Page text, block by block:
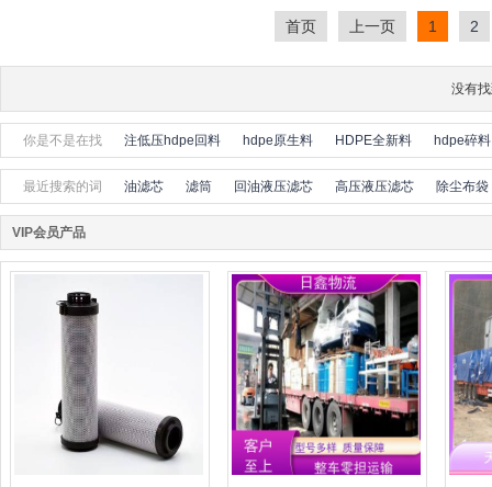
首页 上一页 1 2
没有
你是不是在找 注低压hdpe回料 hdpe原生料 HDPE全新料 hdpe碎料
最近搜索的词 油滤芯 滤筒 回油液压滤芯 高压液压滤芯 除尘布袋
VIP会员产品